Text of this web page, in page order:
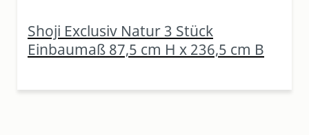
Shoji Exclusiv Natur 3 Stück
Einbaumaß 87,5 cm H x 236,5 cm B